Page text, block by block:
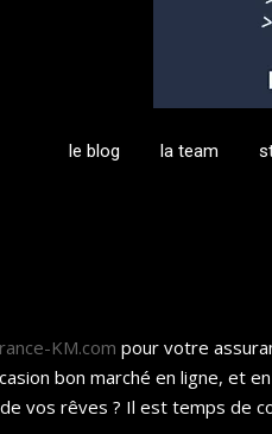
le blog la team
KM.com pour votre
bon marché en ligne, et
vos rêves ? Il est temps de